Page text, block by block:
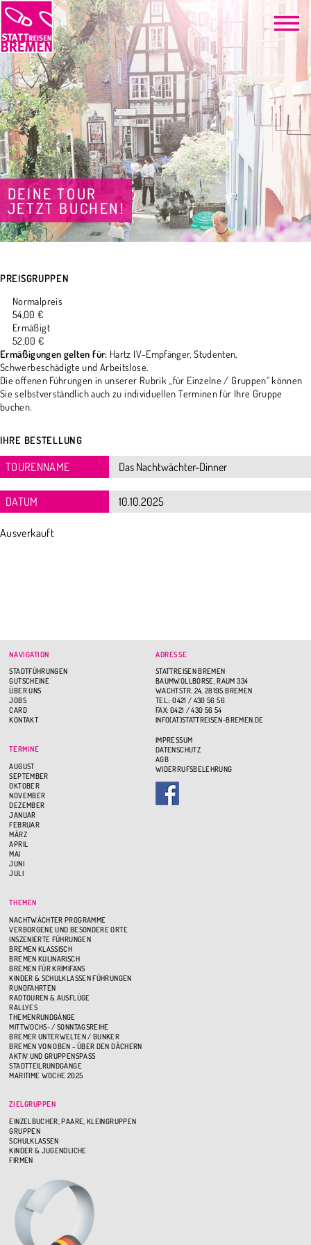
DEINE TOUR
JETZT BUCHEN!
PREISGRUPPEN
Normalpreis
54,00 €
Ermäßigt
52,00 €
Ermäßigungen gelten für: Hartz IV-Empfänger, Studenten,
Schwerbeschädigte und Arbeitslose.
Die offenen Führungen in unserer Rubrik „für Einzelne / Gruppen“ können
Sie selbstverständlich auch zu individuellen Terminen für Ihre Gruppe
buchen.
IHRE BESTELLUNG
TOURENNAME
DATUM
Ausverkauft
NAVIGATION
STADTFÜHRUNGEN
GUTSCHEINE
ÜBER UNS
JOBS
CARD
KONTAKT
TERMINE
AUGUST
SEPTEMBER
OKTOBER
NOVEMBER
DEZEMBER
JANUAR
FEBRUAR
MÄRZ
APRIL
MAI
JUNI
JULI
THEMEN
NACHTWÄCHTER PROGRAMME
VERBORGENE UND BESONDERE ORTE
INSZENIERTE FÜHRUNGEN
BREMEN KLASSISCH
BREMEN KULINARISCH
BREMEN FÜR KRIMIFANS
KINDER & SCHULKLASSEN FÜHRUNGEN
RUNDFAHRTEN
RADTOUREN & AUSFLÜGE
RALLYES
THEMENRUNDGÄNGE
MITTWOCHS- / SONNTAGSREIHE
BREMER UNTERWELTEN / BUNKER
BREMEN VON OBEN - ÜBER DEN DÄCHERN
AKTIV UND GRUPPENSPASS
STADTTEILRUNDGÄNGE
MARITIME WOCHE 2025
ZIELGRUPPEN
EINZELBUCHER, PAARE, KLEINGRUPPEN
GRUPPEN
SCHULKLASSEN
KINDER & JUGENDLICHE
FIRMEN
ADRESSE
STATTREISEN BREMEN
BAUMWOLLBÖRSE, RAUM 334
WACHTSTR. 24, 28195 BREMEN
TEL.: 0421 / 430 56 56
FAX: 0421 / 430 56 54
INFO(AT)STATTREISEN-BREMEN.DE
IMPRESSUM
DATENSCHUTZ
AGB
WIDERRUFSBELEHRUNG